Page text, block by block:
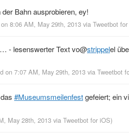
Bahn ausprobieren, ey!
8:06 AM, May 29th, 2013 via Tweetbot
- lesenswerter Text vo@strippelel
on 7:07 AM, May 29th, 2013 via Tweetbot
#Museumsmeilenfestgefeiert; ein
May 28th, 2013 via Tweetbot for iOS)